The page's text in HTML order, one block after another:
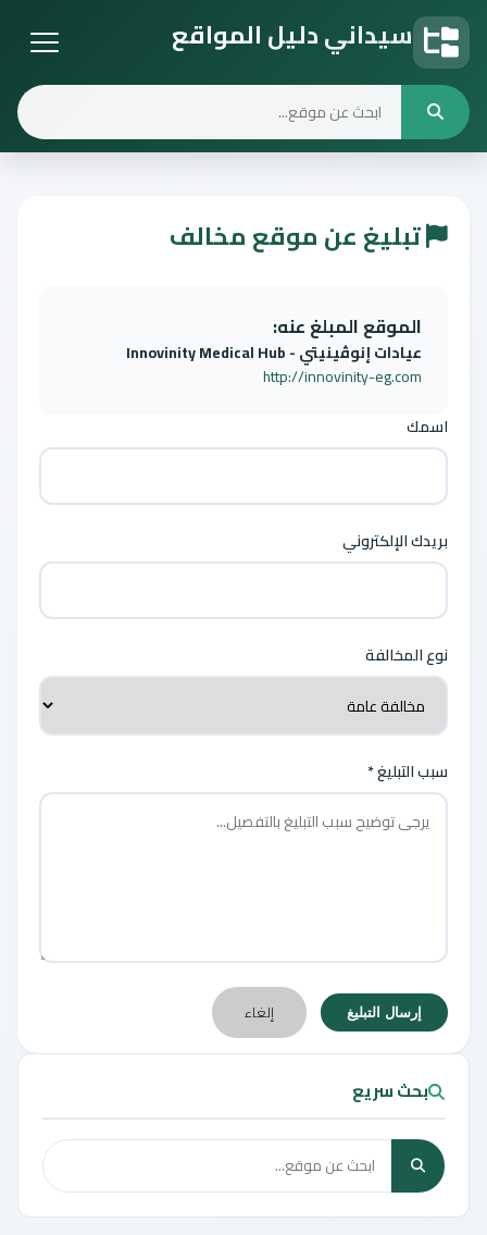
سيداني دليل المواقع
تبليغ عن موقع مخالف
الموقع المبلغ عنه:
عيادات إنوڤينيتي - Innovinity Medical Hub
http://innovinity-eg.com
اسمك
بريدك الإلكتروني
نوع المخالفة
سبب التبليغ *
إرسال التبليغ إلغاء
بحث سريع